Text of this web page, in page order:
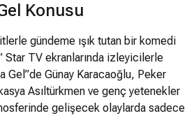
Konusu
gündeme ışık tutan bir komedi
Star TV ekranlarında izleyicilerle
Gel”de Günay Karacaoğlu, Peker
Asıltürkmen ve genç yetenekler
gelişecek olaylarda sadece
da her türlü güncel sorun kara